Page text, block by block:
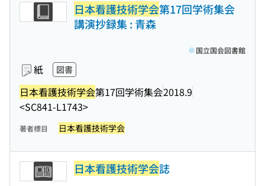
日本看護技術学会第17回学術集会
講演抄録集 : 青森
紙 図書
日本看護技術学会第17回学術集会2018.9
<SC841-L1743>
国立国会図書館
著者標目 日本看護技術学会
日本看護技術学会誌